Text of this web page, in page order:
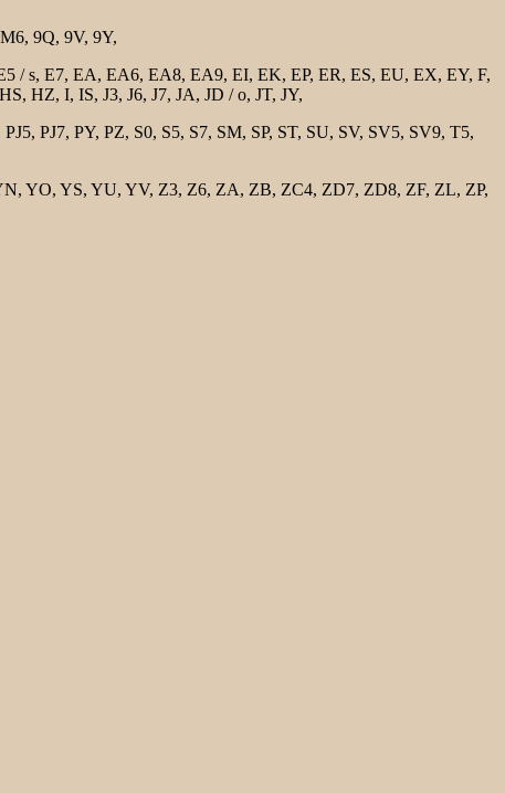
9Q, 9V, 9Y,
/ s, E7, EA, EA6, EA8, EA9, EI, EK, EP, ER, ES, EU, EX, EY, F,
HZ, I, IS, J3, J6, J7, JA, JD / o, JT, JY,
PJ7, PY, PZ, S0, S5, S7, SM, SP, ST, SU, SV, SV5, SV9, T5,
YO, YS, YU, YV, Z3, Z6, ZA, ZB, ZC4, ZD7, ZD8, ZF, ZL, ZP,